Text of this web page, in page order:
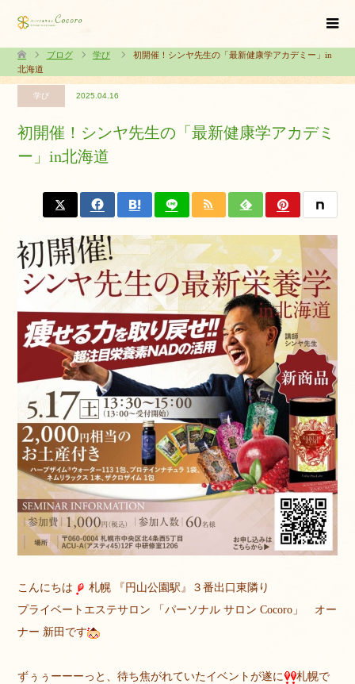
ブログ 学び
初開催！シンヤ先生の「最新健康学アカデミー」in
北海道
学び 2025.04.16
初開催！シンヤ先生の「最新健康学アカデミ
ー」in北海道
こんにちは
札幌 『円山公園駅』３番出口東隣り
プライベートエステサロン 「パーソナル サロン Cocoro」 オー
ナー 新田です
ずぅぅーーーっと、待ち焦がれていたイベントが遂に
札幌で